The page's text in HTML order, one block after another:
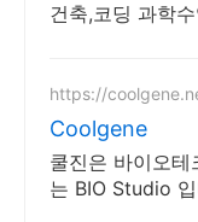
건축,코딩 과학
https://
Coolgene
쿨진은 바이오
는 BIO Studio